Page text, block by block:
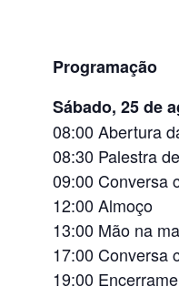
Programação
Sábado, 25 de
08:00 Abertura
08:30 Palestra
09:00 Conversa
12:00 Almoço
13:00 Mão na
17:00 Conversa
19:00